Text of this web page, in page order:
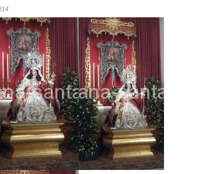
Instituto a la Virgen del Valle
en la Quinta Angustia
del Señor de la Salud
de la Divina Misericordia, Vía Crucis y Traslado – Siete Palabras